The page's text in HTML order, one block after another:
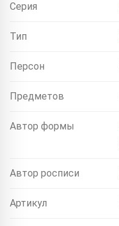
Серия
Тип
Персон
Предметов
Автор формы
Автор росписи
Артикул